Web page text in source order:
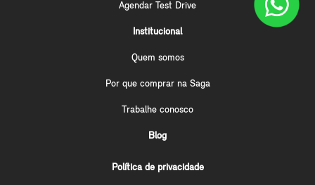
Agendar Test Drive
Institucional
Quem somos
Por que comprar na Saga
Trabalhe conosco
Blog
Política de privacidade